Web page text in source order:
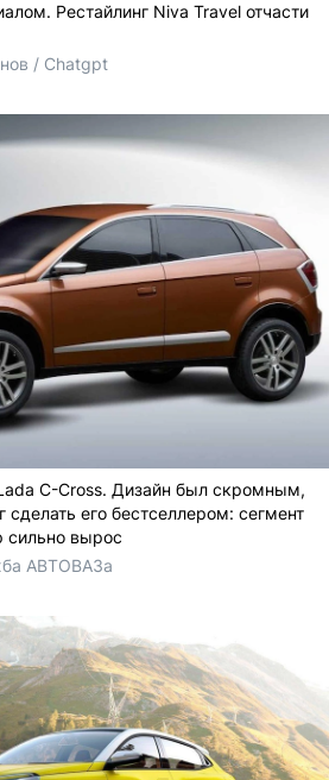
Рестайлинг Niva Travel отчасти
/ Chatgpt
C-Cross. Дизайн был скромным,
сделать его бестселлером: сегмент
сильно вырос
АВТОВАЗа